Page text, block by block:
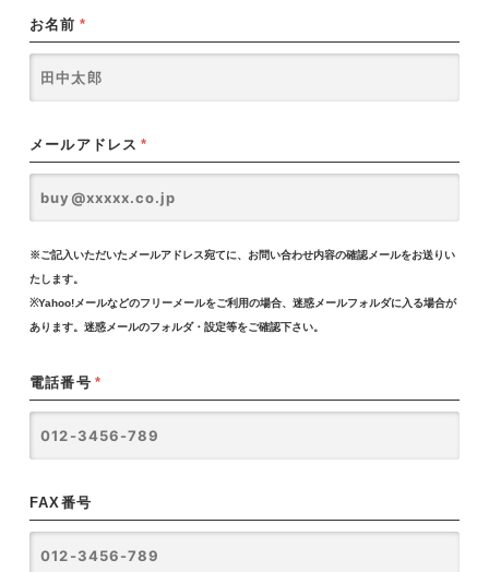
お名前 *
メールアドレス *
※ご記入いただいたメールアドレス宛てに、お問い合わせ内容の確認メールをお送りい
たします。
※Yahoo!メールなどのフリーメールをご利用の場合、迷惑メールフォルダに入る場合が
あります。迷惑メールのフォルダ・設定等をご確認下さい。
電話番号 *
FAX番号